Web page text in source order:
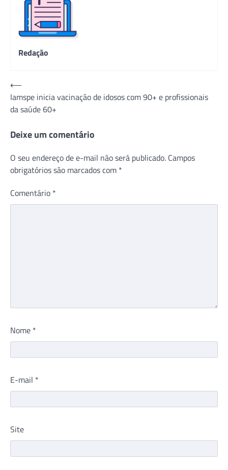
Redação
Navegação
de
Post
⟵
Iamspe inicia vacinação de idosos com 90+ e profissionais
da saúde 60+
Deixe um comentário
O seu endereço de e-mail não será publicado. Campos
obrigatórios são marcados com *
Comentário *
Nome *
E-mail *
Site